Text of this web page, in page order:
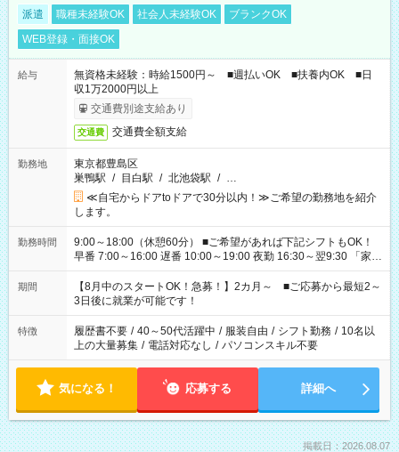
派遣 職種未経験OK 社会人未経験OK
ブランクOK
WEB登録・面接OK
給与
無資格未経験：時給1500円～ ■週払いOK ■扶養内OK ■日
収1万2000円以上
交通費別途支給あり
交通費 交通費全額支給
勤務地
東京都豊島区
巣鴨駅 / 目白駅 / 北池袋駅 / …
≪自宅からドアtoドアで30分以内！≫ご希望の勤務地を紹介
します。
勤務時間
9:00～18:00（休憩60分） ■ご希望があれば下記シフトもOK！
早番 7:00～16:00 遅番 10:00～19:00 夜勤 16:30～翌9:30 「家族
と休みを合わせたい」 「余裕を持って夕飯の準備がしたい」
「できれば残業はしたくない」 など、ご希望を教えてください
ね。 ※Wワーク希望の方へ 今ご覧のお仕事で希望する勤務時間
と、もう1つのお仕事の勤務時間。 合計で週40時間を超える場
合は応募できません。
期間
【8月中のスタートOK！急募！】2カ月～ ■ご応募から最短2～
3日後に就業が可能です！
特徴 履歴書不要 / 40～50代活躍中 / 服装自由 / シフト勤務 / 10名以
上の大量募集 / 電話対応なし / パソコンスキル不要
気になる！ 応募する 詳細へ
掲載日：2026.08.07